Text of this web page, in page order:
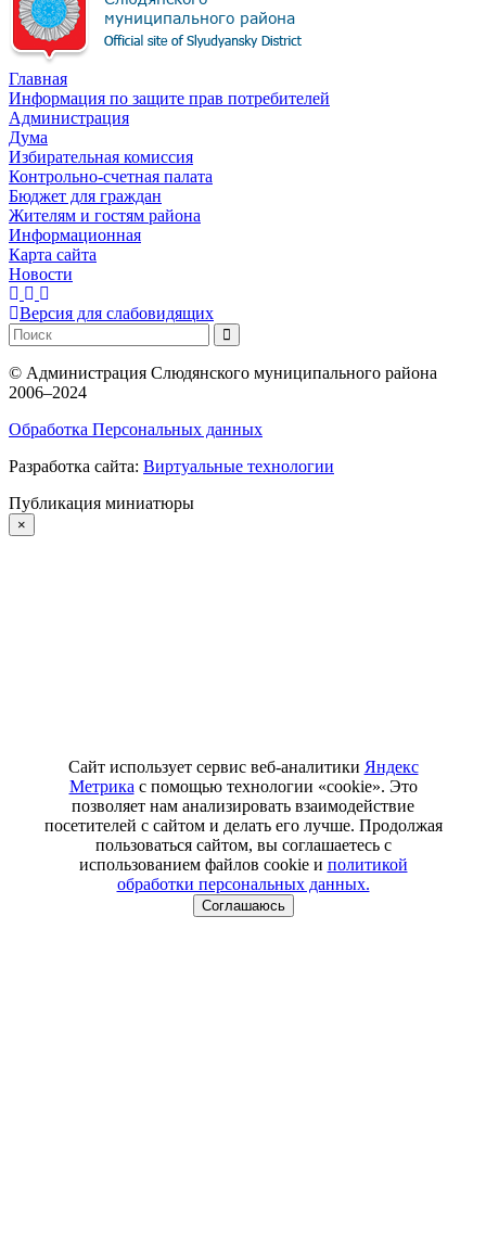
Главная
Информация по защите прав потребителей
Администрация
Дума
Избирательная комиссия
Контрольно-счетная палата
Бюджет для граждан
Жителям и гостям района
Информационная
Карта сайта
Новости
Версия для слабовидящих
© Администрация Слюдянского муниципального района
2006–2024
Обработка Персональных данных
Разработка сайта: Виртуальные технологии
Публикация миниатюры
×
Сайт использует сервис веб-аналитики Яндекс
Метрика с помощью технологии «cookie». Это
позволяет нам анализировать взаимодействие
посетителей с сайтом и делать его лучше. Продолжая
пользоваться сайтом, вы соглашаетесь с
использованием файлов cookie и политикой
обработки персональных данных.
Соглашаюсь